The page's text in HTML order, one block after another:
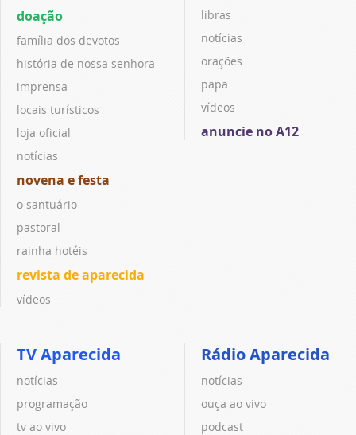
doação
família dos devotos
história de nossa senhora
imprensa
locais turísticos
loja oficial
notícias
novena e festa
o santuário
pastoral
rainha hotéis
revista de aparecida
vídeos
libras
notícias
orações
papa
vídeos
anuncie no A12
TV Aparecida
notícias
programação
tv ao vivo
Rádio Aparecida
notícias
ouça ao vivo
podcast